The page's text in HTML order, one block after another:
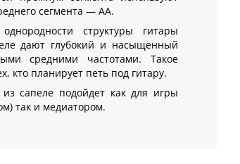
сегмента — AA.
структуры гитары
дают глубокий и насыщенный
средними частотами. Такое
кто планирует петь под гитару.
сапеле подойдет как для игры
так и медиатором.